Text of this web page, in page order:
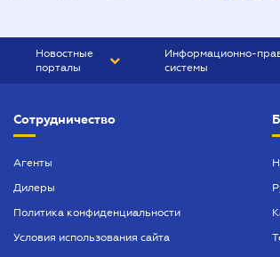
Новостные
порталы
БИЗНЕС
Информационно-
системы
БУХГАЛТЕР ПРОФ
ЮРИСТ ПРОФ
Сотрудничество
Агенты
Дилеры
Политика конфиденциальности
Условия использования сайта